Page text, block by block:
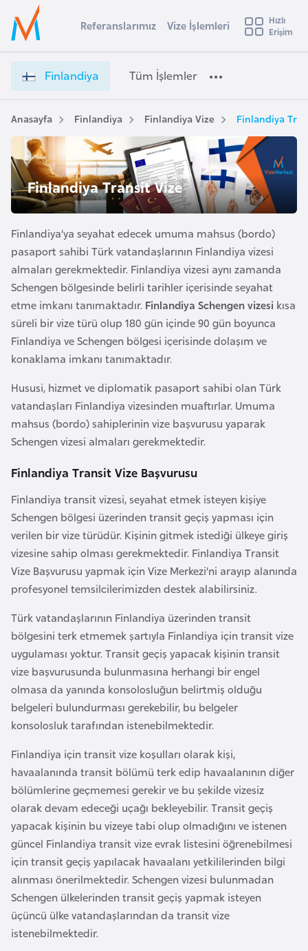
Ülke Seçimi
Başvuru yapmak istediğiniz ülkeyi seçin
Üye
Girişi
i
l
a
n
y
a
V
i
z
e
İ
ş
e
m
l
e
i
e
i
Referanslarımız Vize İşlemleri
Hızlı
Erişim
Finlandiya Tüm İşlemler
Anasayfa Finlandiya Finlandiya Vize Finlandiya
Finlandiya Transit Vize
Finlandiya’ya seyahat edecek umuma mahsus (bordo)
pasaport sahibi Türk vatandaşlarının Finlandiya vizesi
almaları gerekmektedir. Finlandiya vizesi aynı zamanda
Schengen bölgesinde belirli tarihler içerisinde seyahat
etme imkanı tanımaktadır. Finlandiya Schengen vizesi kısa
süreli bir vize türü olup 180 gün içinde 90 gün boyunca
Finlandiya ve Schengen bölgesi içerisinde dolaşım ve
konaklama imkanı tanımaktadır.
Hususi, hizmet ve diplomatik pasaport sahibi olan Türk
vatandaşları Finlandiya vizesinden muaftırlar. Umuma
mahsus (bordo) sahiplerinin vize başvurusu yaparak
Schengen vizesi almaları gerekmektedir.
Finlandiya Transit Vize Başvurusu
Finlandiya transit vizesi, seyahat etmek isteyen kişiye
Schengen bölgesi üzerinden transit geçiş yapması için
verilen bir vize türüdür. Kişinin gitmek istediği ülkeye giriş
vizesine sahip olması gerekmektedir. Finlandiya Transit
Vize Başvurusu yapmak için Vize Merkezi’ni arayıp alanında
profesyonel temsilcilerimizden destek alabilirsiniz.
Türk vatandaşlarının Finlandiya üzerinden transit
bölgesini terk etmemek şartıyla Finlandiya için transit vize
uygulaması yoktur. Transit geçiş yapacak kişinin transit
vize başvurusunda bulunmasına herhangi bir engel
olmasa da yanında konsolosluğun belirtmiş olduğu
belgeleri bulundurması gerekebilir, bu belgeler
konsolosluk tarafından istenebilmektedir.
Finlandiya için transit vize koşulları olarak kişi,
havaalanında transit bölümü terk edip havaalanının diğer
bölümlerine geçmemesi gerekir ve bu şekilde vizesiz
olarak devam edeceği uçağı bekleyebilir. Transit geçiş
yapacak kişinin bu vizeye tabi olup olmadığını ve istenen
güncel Finlandiya transit vize evrak listesini öğrenebilmesi
için transit geçiş yapılacak havaalanı yetkililerinden bilgi
alınması önerilmektedir. Schengen vizesi bulunmadan
Schengen ülkelerinden transit geçiş yapmak isteyen
üçüncü ülke vatandaşlarından da transit vize
istenebilmektedir.
s
t
r
a
A
v
u
t
u
r
y
a
A
e
r
b
a
c
a
n
B
a
h
e
y
n
B
a
g
l
a
d
e
ş
B
e
l
a